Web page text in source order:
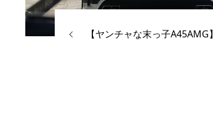
【ヤンチャな末っ子A45AMG】